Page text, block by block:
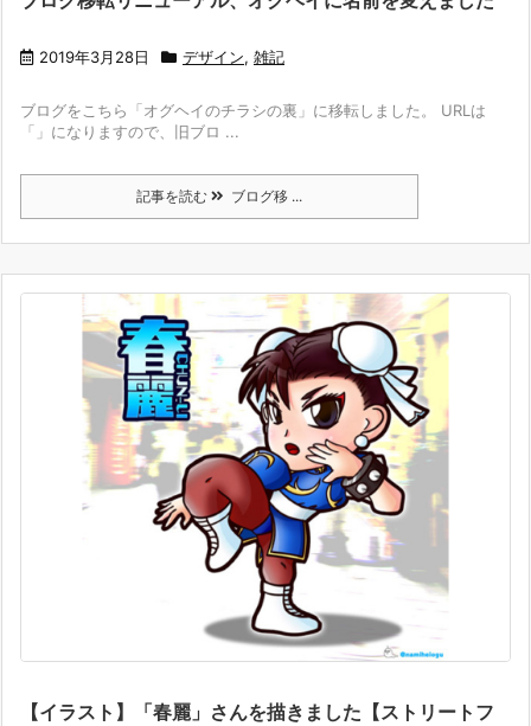
2019年3月28日 デザイン, 雑記
ブログをこちら「オグヘイのチラシの裏」に移転しました。 URLは
「」になりますので、旧ブロ ...
記事を読む ブログ移 ...
【イラスト】「春麗」さんを描きました【ストリートフ